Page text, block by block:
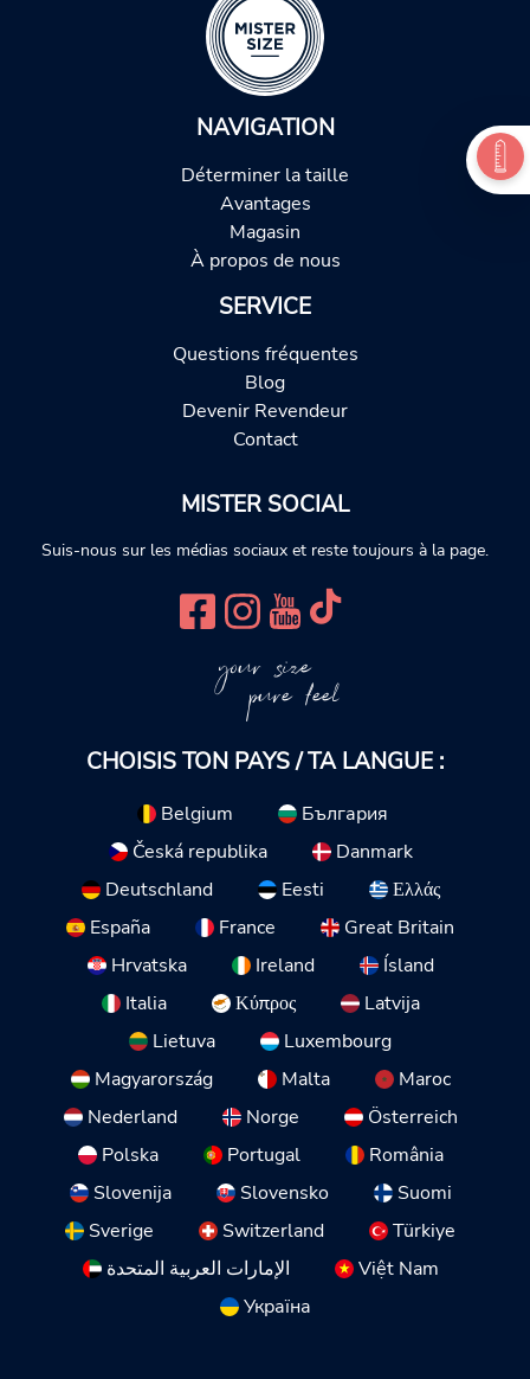
NAVIGATION
Déterminer la taille
Avantages
Magasin
À propos de nous
SERVICE
Questions fréquentes
Blog
Devenir Revendeur
Contact
MISTER SOCIAL
Suis-nous sur les médias sociaux et reste toujours à la page.
your size
pure feel
CHOISIS TON PAYS / TA LANGUE :
Belgium
България
Česká republika
Danmark
Deutschland
Eesti
Ελλάς
España
France
Great Britain
Hrvatska
Ireland
Ísland
Italia
Κύπρος
Latvija
Lietuva
Luxembourg
Magyarország
Malta
Maroc
Nederland
Norge
Österreich
Polska
Portugal
România
Slovenija
Slovensko
Suomi
Sverige
Switzerland
Türkiye
الإمارات العربية المتحدة
Việt Nam
Україна